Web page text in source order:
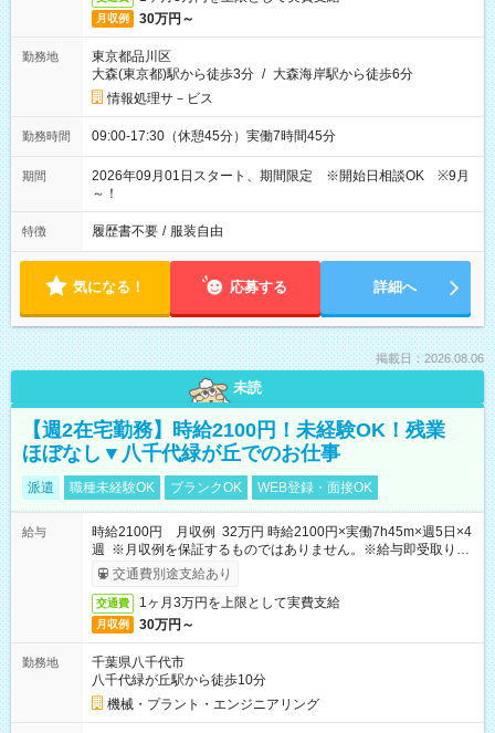
月収例 30万円～
勤務地
東京都品川区
大森(東京都)駅から徒歩3分 / 大森海岸駅から徒歩6分
情報処理サ－ビス
勤務時間 09:00-17:30（休憩45分）実働7時間45分
期間
2026年09月01日スタート、期間限定 ※開始日相談OK ※9月
～！
特徴 履歴書不要 / 服装自由
気になる！ 応募する 詳細へ
掲載日：2026.08.06
未読
【週2在宅勤務】時給2100円！未経験OK！残業
ほぼなし▼八千代緑が丘でのお仕事
派遣 職種未経験OK ブランクOK WEB登録・面接OK
給与
時給2100円 月収例 32万円 時給2100円×実働7h45m×週5日×4
週 ※月収例を保証するものではありません。※給与即受取りサ
ービス利用可（利用条件有）
交通費別途支給あり
交通費 1ヶ月3万円を上限として実費支給
月収例 30万円～
勤務地
千葉県八千代市
八千代緑が丘駅から徒歩10分
機械・プラント・エンジニアリング